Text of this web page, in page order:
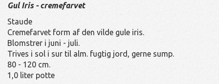
Gul Iris - cremefarvet
Staude
Cremefarvet form af den vilde gule iris.
Blomstrer i juni - juli.
Trives i sol i sur til alm. fugtig jord, gerne sump.
80 - 120 cm.
1,0 liter potte